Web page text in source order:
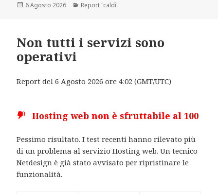
Scritto
6 Agosto 2026 Categorie
Report "caldi"
Non tutti i servizi sono
operativi
Report del 6 Agosto 2026 ore 4:02 (GMT/UTC)
Hosting web non è sfruttabile al 100
Pessimo risultato. I test recenti hanno rilevato più
di un problema al servizio Hosting web. Un tecnico
Netdesign è già stato avvisato per ripristinare le
funzionalità.